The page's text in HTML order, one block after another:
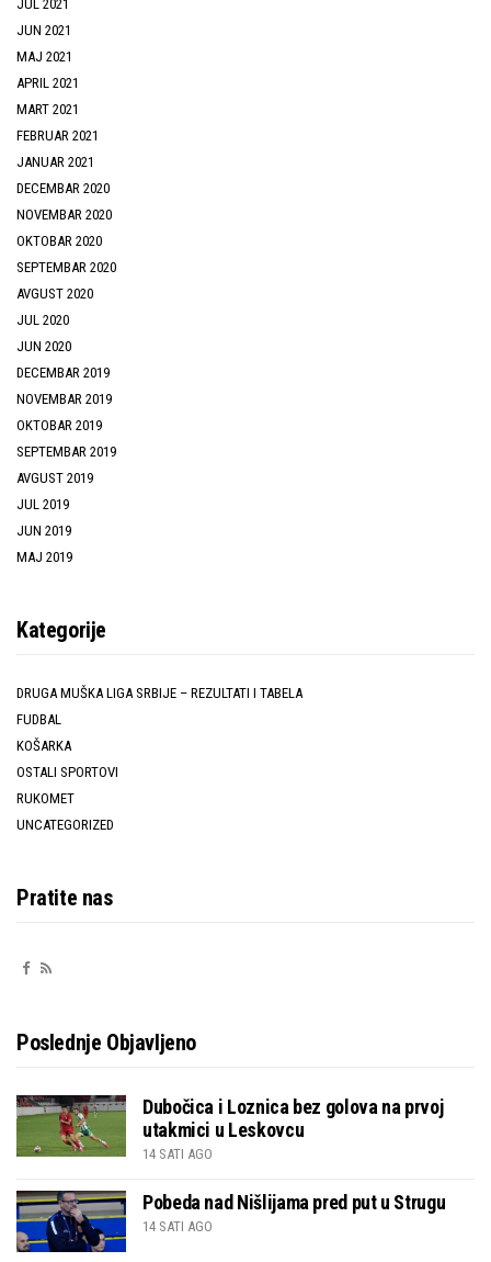
JUL 2021
JUN 2021
MAJ 2021
APRIL 2021
MART 2021
FEBRUAR 2021
JANUAR 2021
DECEMBAR 2020
NOVEMBAR 2020
OKTOBAR 2020
SEPTEMBAR 2020
AVGUST 2020
JUL 2020
JUN 2020
DECEMBAR 2019
NOVEMBAR 2019
OKTOBAR 2019
SEPTEMBAR 2019
AVGUST 2019
JUL 2019
JUN 2019
MAJ 2019
Kategorije
DRUGA MUŠKA LIGA SRBIJE – REZULTATI I TABELA
FUDBAL
KOŠARKA
OSTALI SPORTOVI
RUKOMET
UNCATEGORIZED
Pratite nas
Poslednje Objavljeno
Dubočica i Loznica bez golova na prvoj
utakmici u Leskovcu
14 SATI AGO
Pobeda nad Nišlijama pred put u Strugu
14 SATI AGO